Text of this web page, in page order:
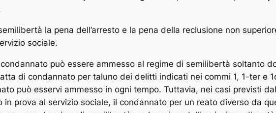
la pena dell’arresto e la pena della reclusione non
sociale.
può essere ammesso al regime di semilibertà soltanto
di condannato per taluno dei delitti indicati nei commi 1, 1-ter e
può esservi ammesso in ogni tempo. Tuttavia, nei casi previsti
in prova al servizio sociale, il condannato per un reato diverso da